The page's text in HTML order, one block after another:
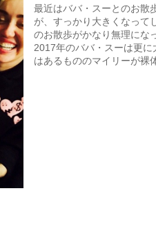
最近はババ・スーとのお散
が、すっかり大きくなって
のお散歩がかなり無理にな
2017年のババ・スーは更
はあるもののマイリーが裸